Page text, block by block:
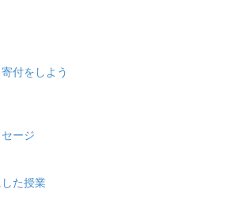
寄付をしよう
ージ
た授業